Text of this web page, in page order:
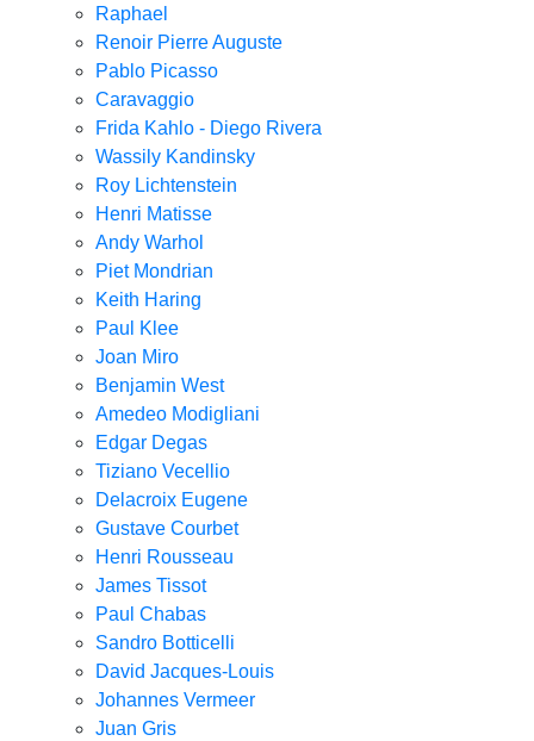
Raphael
Renoir Pierre Auguste
Pablo Picasso
Caravaggio
Frida Kahlo - Diego Rivera
Wassily Kandinsky
Roy Lichtenstein
Henri Matisse
Andy Warhol
Piet Mondrian
Keith Haring
Paul Klee
Joan Miro
Benjamin West
Amedeo Modigliani
Edgar Degas
Tiziano Vecellio
Delacroix Eugene
Gustave Courbet
Henri Rousseau
James Tissot
Paul Chabas
Sandro Botticelli
David Jacques-Louis
Johannes Vermeer
Juan Gris